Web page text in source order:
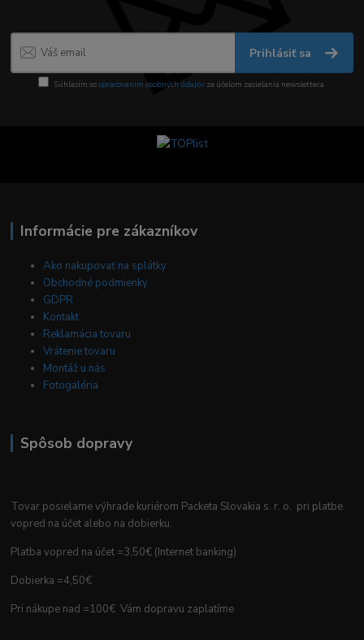
Prihlásiť sa
Súhlasím sospracovaním osobných údajov za účelom zasielania newslettera.
Informácie pre zákazníkov
Ako nakupovať na splátky
Obchodné podmienky
GDPR
Kontakt
Reklamácia tovaru
Vrátenie tovaru
Montáž u nás
Fotogaléria
Spôsob dopravy
Tovar posielame výhrade kuriérom Packeta Slovakia s. r. o. pri platbe
vopred na účet alebo na dobierku.
Platba vopred na účet =3,50€ (Internet banking)
Dobierka =4,50€
Pri nákupe nad =100€ Vám dopravu zaplatíme